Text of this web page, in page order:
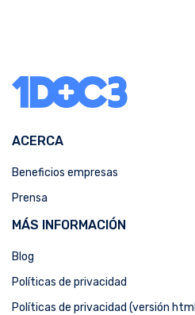
ACERCA
Beneficios empresas
Prensa
MÁS INFORMACIÓN
Blog
Políticas de privacidad
Políticas de privacidad (versión